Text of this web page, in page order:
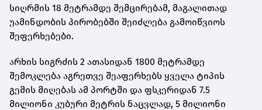
სიღრმის 18 მეტრამდე შემცირებამ, მაგალითად
უამინდობის პირობებში შეიძლება გამოიწვიოს
შეფერხებები.
არხის სიგრძის 2 ათასიდან 1800 მეტრამდე
შემოკლება აგრეთვე შეაფერხებს ყველა ტიპის
გემის მიღებას ამ პორტში და ფსკერიდან 7.5
მილიონი კუბური მეტრის ნაცვლად, 5 მილიონი